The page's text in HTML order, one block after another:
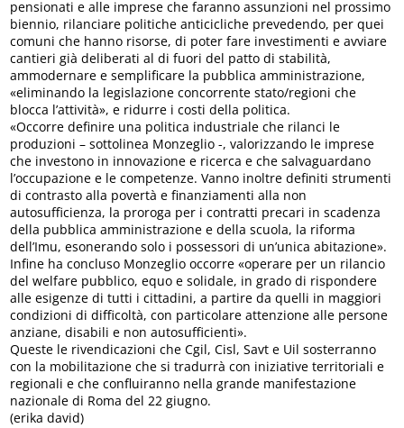
pensionati e alle imprese che faranno assunzioni nel prossimo
biennio, rilanciare politiche anticicliche prevedendo, per quei
comuni che hanno risorse, di poter fare investimenti e avviare
cantieri già deliberati al di fuori del patto di stabilità,
ammodernare e semplificare la pubblica amministrazione,
«eliminando la legislazione concorrente stato/regioni che
blocca l’attività», e ridurre i costi della politica.
«Occorre definire una politica industriale che rilanci le
produzioni – sottolinea Monzeglio -, valorizzando le imprese
che investono in innovazione e ricerca e che salvaguardano
l’occupazione e le competenze. Vanno inoltre definiti strumenti
di contrasto alla povertà e finanziamenti alla non
autosufficienza, la proroga per i contratti precari in scadenza
della pubblica amministrazione e della scuola, la riforma
dell’Imu, esonerando solo i possessori di un’unica abitazione».
Infine ha concluso Monzeglio occorre «operare per un rilancio
del welfare pubblico, equo e solidale, in grado di rispondere
alle esigenze di tutti i cittadini, a partire da quelli in maggiori
condizioni di difficoltà, con particolare attenzione alle persone
anziane, disabili e non autosufficienti».
Queste le rivendicazioni che Cgil, Cisl, Savt e Uil sosterranno
con la mobilitazione che si tradurrà con iniziative territoriali e
regionali e che confluiranno nella grande manifestazione
nazionale di Roma del 22 giugno.
(erika david)